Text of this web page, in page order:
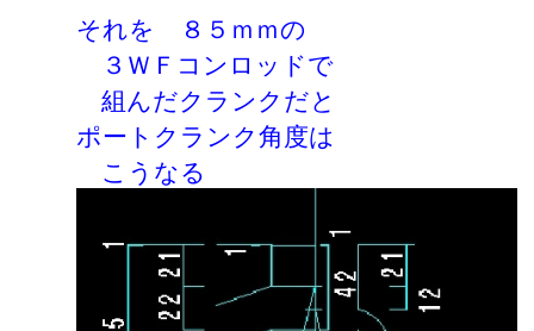
それを ８５ｍｍの
３ＷＦコンロッドで
組んだクランクだと
ポートクランク角度は
こうなる